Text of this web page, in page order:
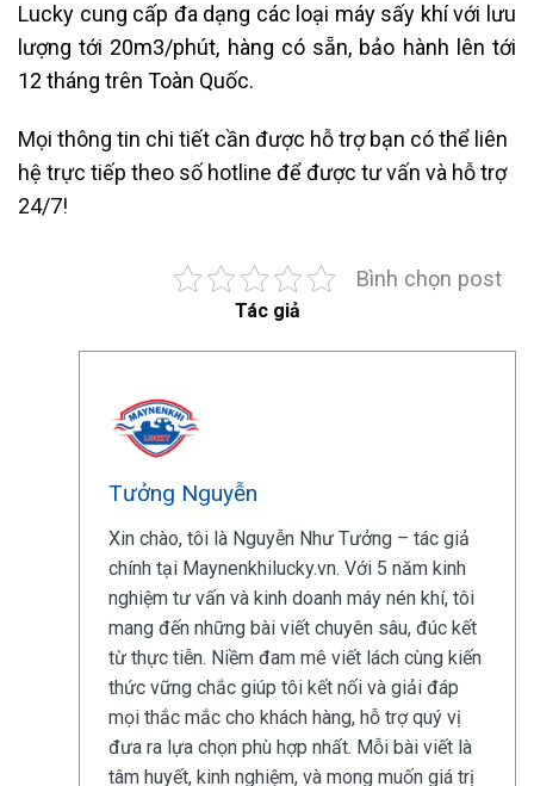
Lucky cung cấp đa dạng các loại máy sấy khí với lưu
lượng tới 20m3/phút, hàng có sẵn, bảo hành lên tới
12 tháng trên Toàn Quốc.
Mọi thông tin chi tiết cần được hỗ trợ bạn có thể liên
hệ trực tiếp theo số hotline để được tư vấn và hỗ trợ
24/7!
Bình chọn post
Tác giả
Tưởng Nguyễn
Xin chào, tôi là Nguyễn Như Tưởng – tác giả
chính tại Maynenkhilucky.vn. Với 5 năm kinh
nghiệm tư vấn và kinh doanh máy nén khí, tôi
mang đến những bài viết chuyên sâu, đúc kết
từ thực tiễn. Niềm đam mê viết lách cùng kiến
thức vững chắc giúp tôi kết nối và giải đáp
mọi thắc mắc cho khách hàng, hỗ trợ quý vị
đưa ra lựa chọn phù hợp nhất. Mỗi bài viết là
tâm huyết, kinh nghiệm, và mong muốn giá trị